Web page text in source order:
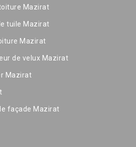
Mazirat
tuile Mazirat
Mazirat
de velux Mazirat
Mazirat
façade Mazirat